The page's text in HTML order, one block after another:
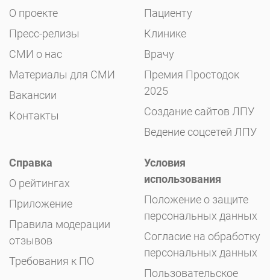
О проекте
Пресс-релизы
СМИ о нас
Материалы для СМИ
Вакансии
Контакты
Пациенту
Клинике
Врачу
Премия Простодок
2025
Создание сайтов ЛПУ
Ведение соцсетей ЛПУ
Справка
О рейтингах
Приложение
Правила модерации
отзывов
Требования к ПО
Условия
использования
Положение о защите
персональных данных
Согласие на обработку
персональных данных
Пользовательское